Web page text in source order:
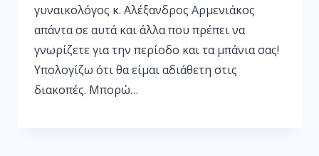
γυναικολόγος κ. Αλέξανδρος Αρμενιάκος
απάντα σε αυτά και άλλα που πρέπει να
γνωρίζετε για την περίοδο και τα μπάνια σας!
Υπολογίζω ότι θα είμαι αδιάθετη στις
διακοπές. Μπορώ…